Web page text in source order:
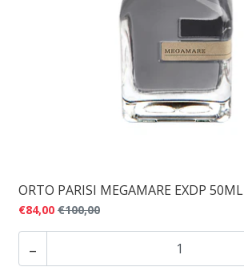
ORTO PARISI MEGAMARE EXDP 50ML
€84,00 €100,00
-